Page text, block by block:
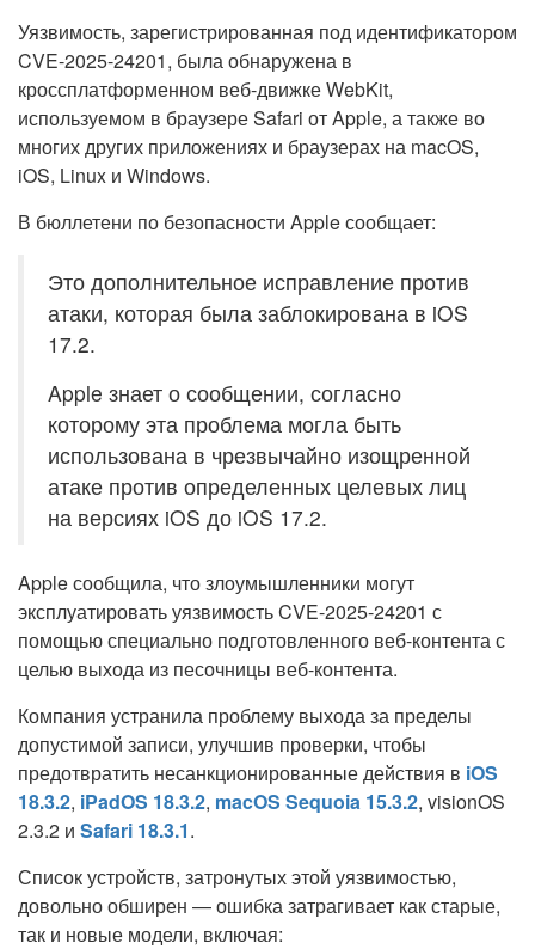
Уязвимость, зарегистрированная под идентификатором
CVE-2025-24201, была обнаружена в
кроссплатформенном веб-движке WebKit,
используемом в браузере Safari от Apple, а также во
многих других приложениях и браузерах на macOS,
iOS, Linux и Windows.
В бюллетени по безопасности Apple сообщает:
Это дополнительное исправление против
атаки, которая была заблокирована в iOS
17.2.
Apple знает о сообщении, согласно
которому эта проблема могла быть
использована в чрезвычайно изощренной
атаке против определенных целевых лиц
на версиях iOS до iOS 17.2.
Apple сообщила, что злоумышленники могут
эксплуатировать уязвимость CVE-2025-24201 с
помощью специально подготовленного веб-контента с
целью выхода из песочницы веб-контента.
Компания устранила проблему выхода за пределы
допустимой записи, улучшив проверки, чтобы
предотвратить несанкционированные действия в iOS
18.3.2, iPadOS 18.3.2, macOS Sequoia 15.3.2, visionOS
2.3.2 и Safari 18.3.1.
Список устройств, затронутых этой уязвимостью,
довольно обширен — ошибка затрагивает как старые,
так и новые модели, включая: